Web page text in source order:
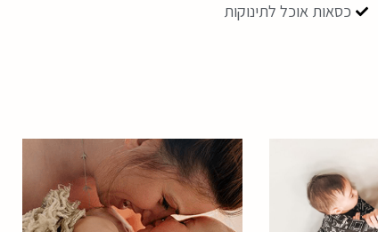
כסאות אוכל לתינוקות